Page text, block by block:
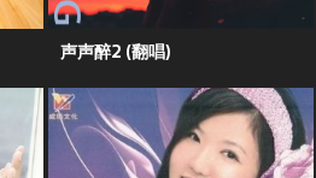
声声醉2 (翻唱)